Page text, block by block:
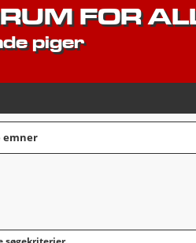
FOR
piger
emner